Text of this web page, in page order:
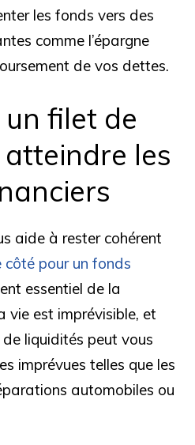
les fonds vers des
comme l’épargne
de vos dettes.
filet de
les
aide à rester cohérent
côté pour un fonds
essentiel de la
vie est imprévisible, et
liquidités peut vous
imprévues telles que les
automobiles ou